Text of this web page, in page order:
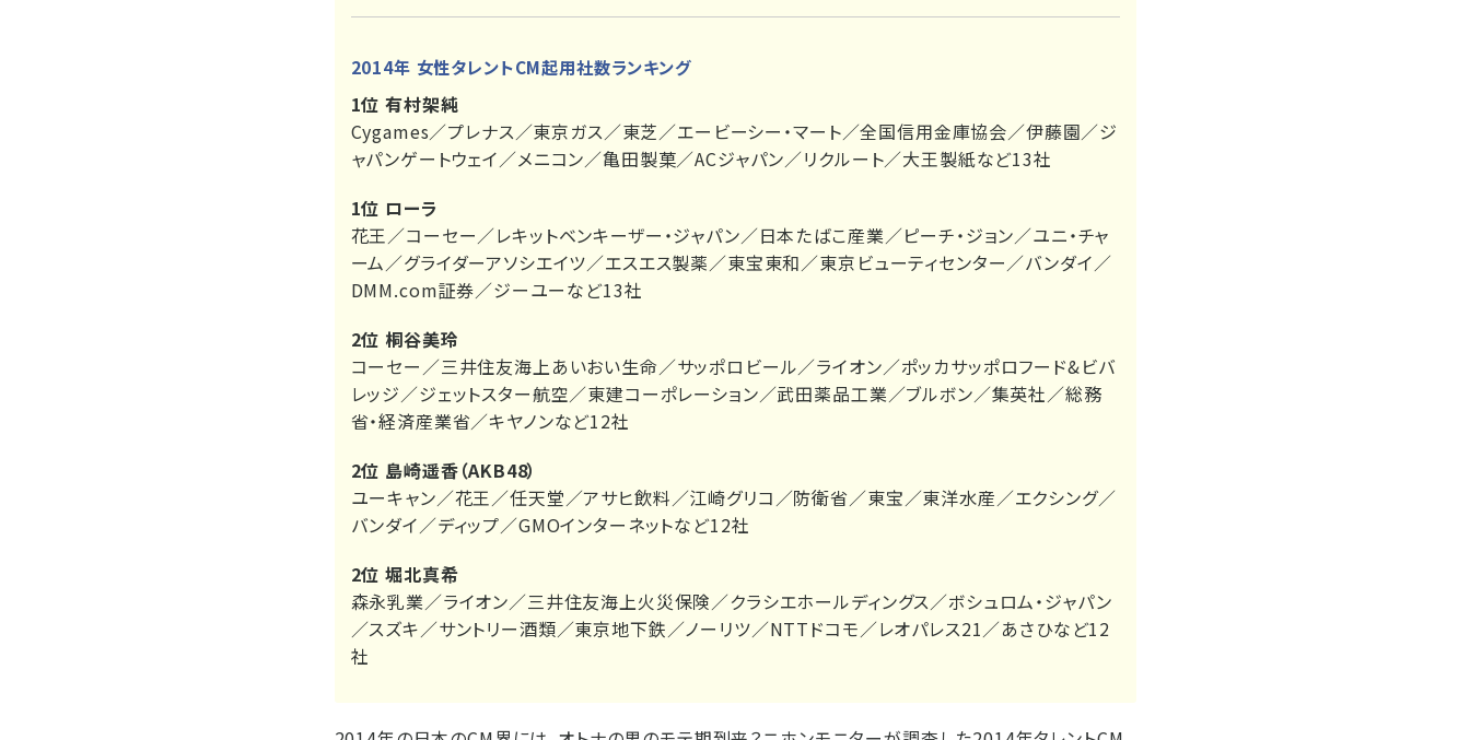
2014年 女性タレントCM起用社数ランキング
1位 有村架純
Cygames／プレナス／東京ガス／東芝／エービーシー・マート／全国信用金庫協会／伊藤園／ジ
ャパンゲートウェイ／メニコン／亀田製菓／ACジャパン／リクルート／大王製紙など13社
1位 ローラ
花王／コーセー／レキットベンキーザー・ジャパン／日本たばこ産業／ピーチ・ジョン／ユニ・チャ
ーム／グライダーアソシエイツ／エスエス製薬／東宝東和／東京ビューティセンター／バンダイ／
DMM.com証券／ジーユーなど13社
2位 桐谷美玲
コーセー／三井住友海上あいおい生命／サッポロビール／ライオン／ポッカサッポロフード&ビバ
レッジ／ジェットスター航空／東建コーポレーション／武田薬品工業／ブルボン／集英社／総務
省・経済産業省／キヤノンなど12社
2位 島崎遥香（AKB48）
ユーキャン／花王／任天堂／アサヒ飲料／江崎グリコ／防衛省／東宝／東洋水産／エクシング／
バンダイ／ディップ／GMOインターネットなど12社
2位 堀北真希
森永乳業／ライオン／三井住友海上火災保険／クラシエホールディングス／ボシュロム・ジャパン
／スズキ／サントリー酒類／東京地下鉄／ノーリツ／NTTドコモ／レオパレス21／あさひなど12
社